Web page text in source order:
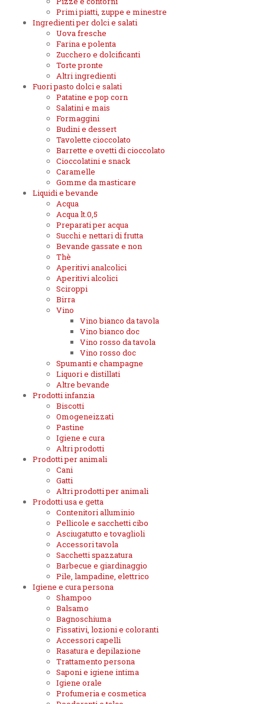
Primi piatti, zuppe e minestre
Ingredienti per dolci e salati
Uova fresche
Farina e polenta
Zucchero e dolcificanti
Torte pronte
Altri ingredienti
Fuori pasto dolci e salati
Patatine e pop corn
Salatini e mais
Formaggini
Budini e dessert
Tavolette cioccolato
Barrette e ovetti di cioccolato
Cioccolatini e snack
Caramelle
Gomme da masticare
Liquidi e bevande
Acqua
Acqua lt.0,5
Preparati per acqua
Succhi e nettari di frutta
Bevande gassate e non
Thè
Aperitivi analcolici
Aperitivi alcolici
Sciroppi
Birra
Vino
Vino bianco da tavola
Vino bianco doc
Vino rosso da tavola
Vino rosso doc
Spumanti e champagne
Liquori e distillati
Altre bevande
Prodotti infanzia
Biscotti
Omogeneizzati
Pastine
Igiene e cura
Altri prodotti
Prodotti per animali
Cani
Gatti
Altri prodotti per animali
Prodotti usa e getta
Contenitori alluminio
Pellicole e sacchetti cibo
Asciugatutto e tovaglioli
Accessori tavola
Sacchetti spazzatura
Barbecue e giardinaggio
Pile, lampadine, elettrico
Igiene e cura persona
Shampoo
Balsamo
Bagnoschiuma
Fissativi, lozioni e coloranti
Accessori capelli
Rasatura e depilazione
Trattamento persona
Saponi e igiene intima
Igiene orale
Profumeria e cosmetica